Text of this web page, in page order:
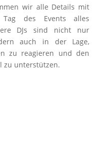
wir alle Details mit
des Events alles
DJs sind nicht nur
auch in der Lage,
zu reagieren und den
zu unterstützen.